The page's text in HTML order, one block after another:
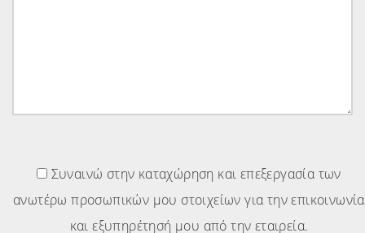
Συναινώ στην καταχώρηση και επεξεργασία των
ανωτέρω προσωπικών μου στοιχείων για την επικοινωνία
και εξυπηρέτησή μου από την εταιρεία.